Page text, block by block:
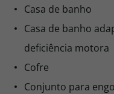
Casa de banho
Casa de banho
deficiência motora
Cofre
Conjunto para